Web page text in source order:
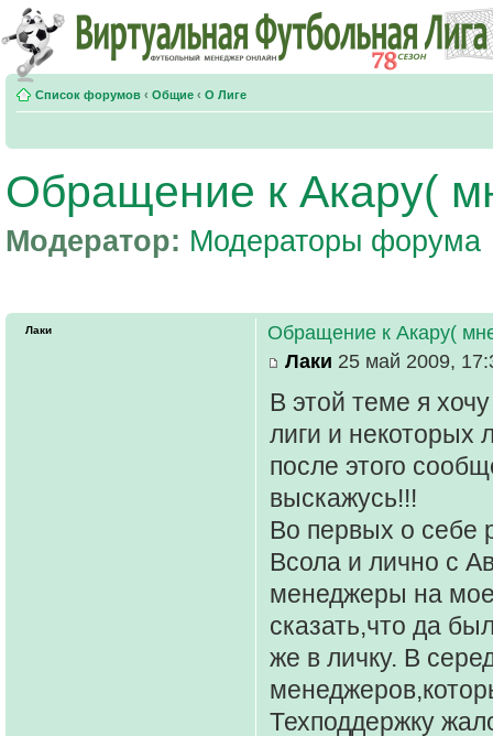
Список форумов ‹ Общие ‹ О Лиге
Обращение к Акару(
Модератор: Модераторы форума
Обращение к Акару(
Лаки 25 май 2009,
В этой теме я
лиги и некоторых
после этого
выскажусь!!!
Во первых о себе
Всола и лично с
менеджеры на
сказать,что да
же в личку. В
Техподдержку
Лаки